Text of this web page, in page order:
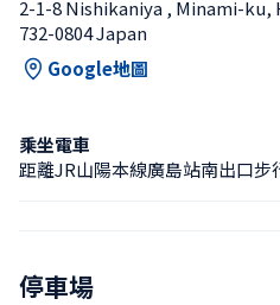
2-1-8 Nishikaniya , Minami-
732-0804 Japan
Google地圖
乘坐電車
距離JR山陽本線廣島站南出口步
停車場